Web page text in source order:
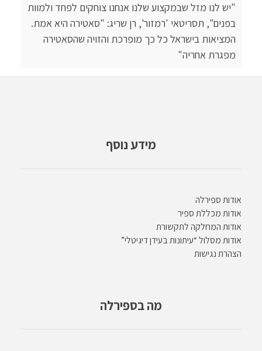
"יש לנו מזל שבמקצוע שלנו אנחנו צוחקים לפחד ולמוות
בפנים", תסריטאי 'רמזור', רן שריג: "סאטירה היא אמת.
המציאות בישראל כל כך מופרכת והזויה שהסאטירה
מפגרת אחריה"
מידע נוסף
אודות ספירלה
אודות מכללת ספיר
אודות המחלקה לתקשורת
אודות מסלול “עיתונות בעידן דיגיטלי”
הצהרת נגישות
מה בספירלה